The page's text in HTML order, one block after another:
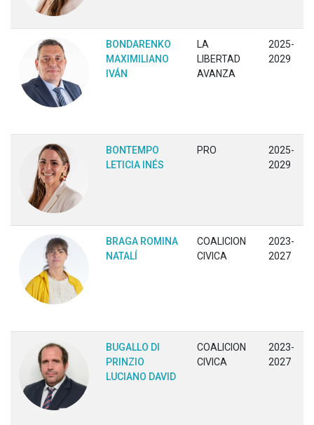
BONDARENKO
MAXIMILIANO
IVÁN
LA
LIBERTAD
AVANZA
2025-
2029
BONTEMPO
LETICIA INÉS
PRO
2025-
2029
BRAGA ROMINA
NATALÍ
COALICION
CIVICA
2023-
2027
BUGALLO DI
PRINZIO
LUCIANO DAVID
COALICION
CIVICA
2023-
2027